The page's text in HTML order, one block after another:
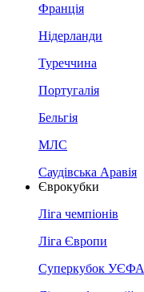
Франція
Нідерланди
Туреччина
Португалія
Бельгія
МЛС
Саудівська Аравія
Єврокубки
Ліга чемпіонів
Ліга Європи
Суперкубок УЄФА